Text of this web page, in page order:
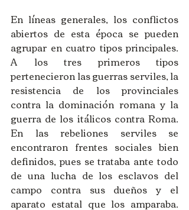
En líneas generales, los conflictos
abiertos de esta época se pueden
agrupar en cuatro tipos principales.
A los tres primeros tipos
pertenecieron las guerras serviles, la
resistencia de los provinciales
contra la dominación romana y la
guerra de los itálicos contra Roma.
En las rebeliones serviles se
encontraron frentes sociales bien
definidos, pues se trataba ante todo
de una lucha de los esclavos del
campo contra sus dueños y el
aparato estatal que los amparaba.